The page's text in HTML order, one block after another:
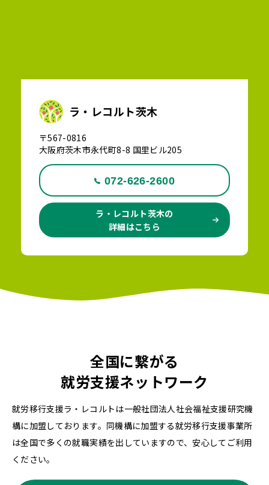
ラ・レコルト茨木
〒567-0816
大阪府茨木市永代町8-8 国里ビル205
072-626-2600
ラ・レコルト茨木の
詳細はこちら
全国に繋がる
就労支援ネットワーク
就労移行支援ラ・レコルトは一般社団法人社会福祉支援研究機
構に加盟しております。同機構に加盟する就労移行支援事業所
は全国で多くの就職実績を出していますので、安心してご利用
ください。